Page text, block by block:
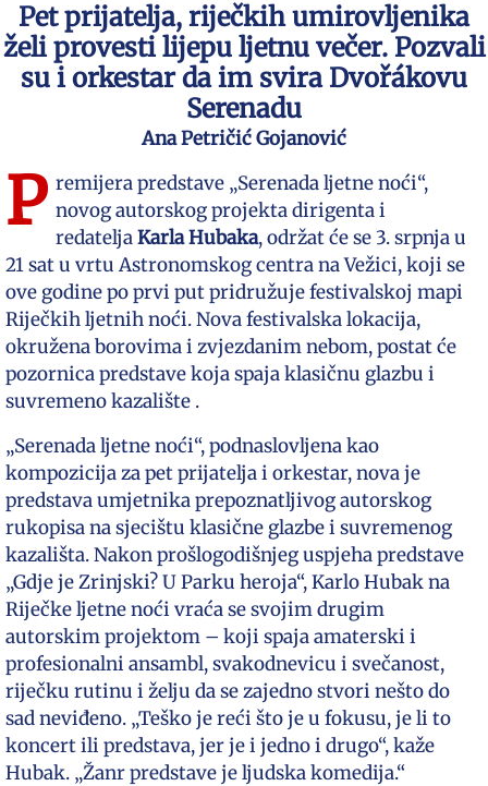
Pet prijatelja, riječkih umirovljenika
želi provesti lijepu ljetnu večer. Pozvali
su i orkestar da im svira Dvořákovu
Serenadu
Ana Petričić Gojanović
P remijera predstave „Serenada ljetne noći“,
novog autorskog projekta dirigenta i
redateljaKarla Hubaka, održat će se 3. srpnja u
21 sat u vrtu Astronomskog centra na Vežici, koji se
ove godine po prvi put pridružuje festivalskoj mapi
Riječkih ljetnih noći. Nova festivalska lokacija,
okružena borovima i zvjezdanim nebom, postat će
pozornica predstave koja spaja klasičnu glazbu i
suvremeno kazalište .
„Serenada ljetne noći“, podnaslovljena kao
kompozicija za pet prijatelja i orkestar, nova je
predstava umjetnika prepoznatljivog autorskog
rukopisa na sjecištu klasične glazbe i suvremenog
kazališta. Nakon prošlogodišnjeg uspjeha predstave
„Gdje je Zrinjski? U Parku heroja“, Karlo Hubak na
Riječke ljetne noći vraća se svojim drugim
autorskim projektom – koji spaja amaterski i
profesionalni ansambl, svakodnevicu i svečanost,
riječku rutinu i želju da se zajedno stvori nešto do
sad neviđeno. „Teško je reći što je u fokusu, je li to
koncert ili predstava, jer je i jedno i drugo“, kaže
Hubak. „Žanr predstave je ljudska komedija.“